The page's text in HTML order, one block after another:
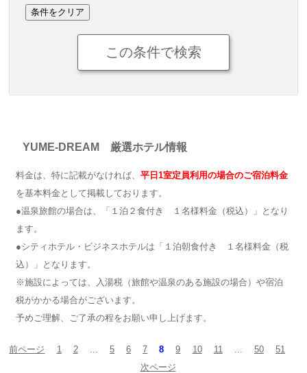
YUME-DREAM 厳選ホテル情報
料金は、特に記載がなければ、平日1室定員利用の場合のご宿泊料金
を基本料金として掲載しております。
●温泉旅館の場合は、「１泊２食付き １名様料金（税込）」となり
ます。
●シティホテル・ビジネスホテルは「１泊朝食付き １名様料金（税
込）」となります。
※施設によっては、入湯税（旅館や温泉のある施設の場合）や宿泊
税がかかる場合がございます。
予めご理解、ご了承の程をお願い申し上げます。
前ページ 1 2 ... 5 6 7 8 9 10 11 ... 50
51
次ページ